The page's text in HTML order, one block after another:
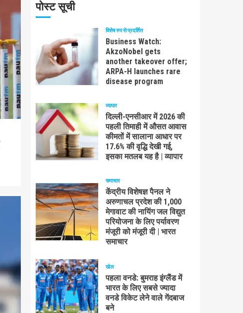
पोस्ट सूची
विशेष रुप से प्रदर्शित
Business Watch:
AkzoNobel gets
another takeover offer;
ARPA-H launches rare
disease program
व्यापार
दिल्ली-एनसीआर में 2026 की
पहली तिमाही में औसत आवास
कीमतों में सालाना आधार पर
17.6% की वृद्धि देखी गई,
इसका मतलब यह है | व्यापार
समाचार
केंद्रीय विशेषज्ञ पैनल ने
अरुणाचल प्रदेश की 1,000
मेगावाट की नायिंग जल विद्युत
परियोजना के लिए पर्यावरण
मंजूरी को मंजूरी दी | भारत
समाचार
खेल
पहला वनडे: बुमराह इंग्लैंड में
भारत के लिए सबसे ज्यादा
वनडे विकेट लेने वाले गेंदबाज
बने